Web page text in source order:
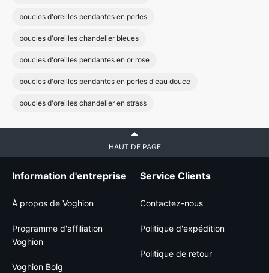
boucles d'oreilles pendantes en perles
boucles d'oreilles chandelier bleues
boucles d'oreilles pendantes en or rose
boucles d'oreilles pendantes en perles d'eau douce
boucles d'oreilles chandelier en strass
HAUT DE PAGE
Information d'entreprise
À propos de Voghion
Programme d'affiliation
Voghion
Voghion Bolg
Service Clients
Contactez-nous
Politique d'expédition
Politique de retour